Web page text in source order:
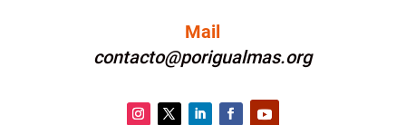
Mail
contacto@porigualmas.org